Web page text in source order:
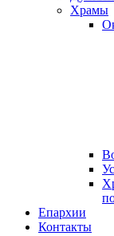
Храмы
Епархии
Контакты